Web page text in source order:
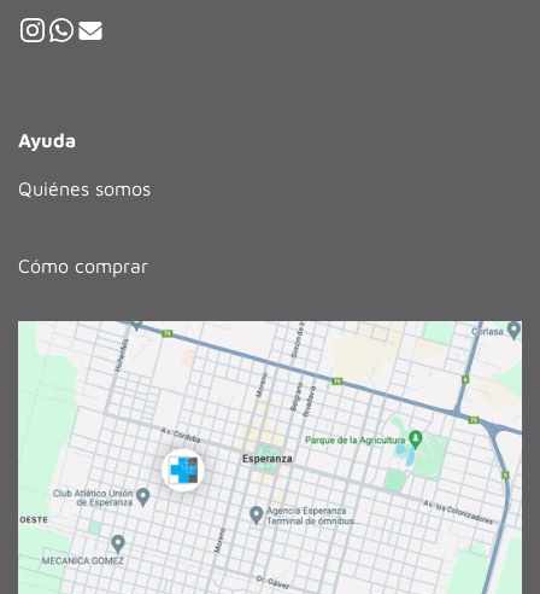
Ayuda
Quiénes somos
Cómo comprar